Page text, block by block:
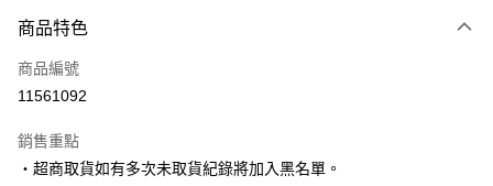
信用卡一次付款
超商取貨付款
Apple Pay
商品特色
商品編號
11561092
銷售重點
‧超商取貨如有多次未取貨紀錄將加入黑名單。